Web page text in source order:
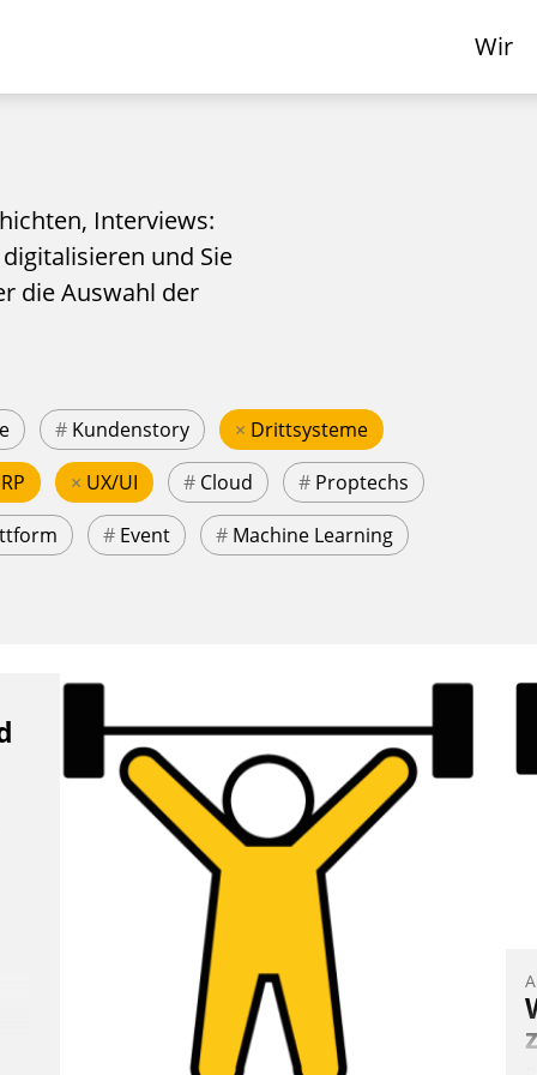
Wir
Interviews:
und Sie
die Auswahl der
# Kundenstory × Drittsysteme
× UX/UI # Cloud # Proptechs
# Event # Machine Learning